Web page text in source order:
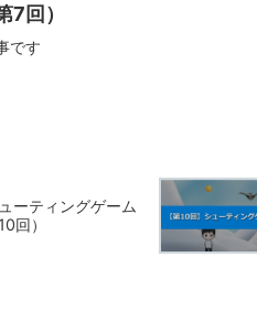
7回）
です
ーティングゲーム
回）